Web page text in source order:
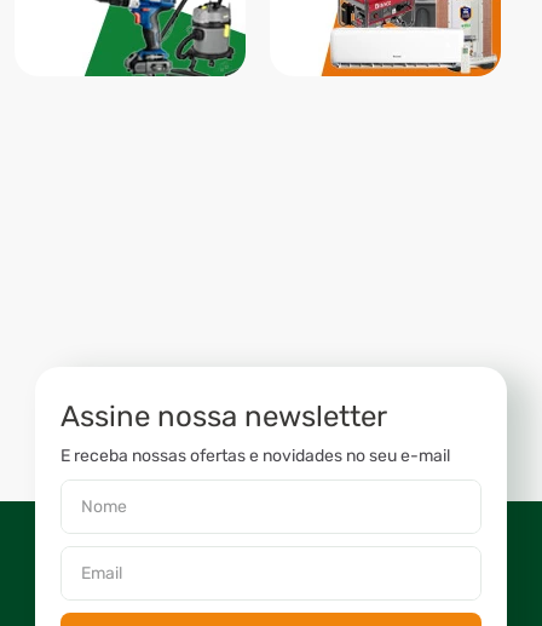
Assine nossa newsletter
E receba nossas ofertas e novidades no seu e-mail